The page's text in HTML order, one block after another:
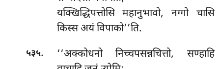
यक्खिद्धिपत्तोसि महानुभावो, नग्गो चासि
किस्स अयं विपाको’’ति.
५३५. ‘‘अक्कोधनोनिच्चपसन्नचित्तो, सण्हाहि